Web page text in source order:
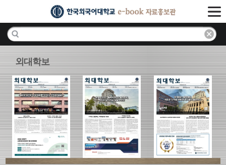
외대학보